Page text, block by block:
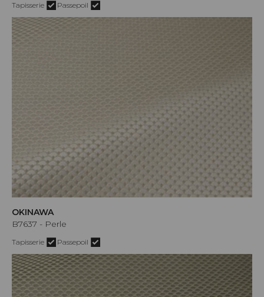
Tapisserie Passepoil
OKINAWA
B7637 - Perle
Tapisserie Passepoil